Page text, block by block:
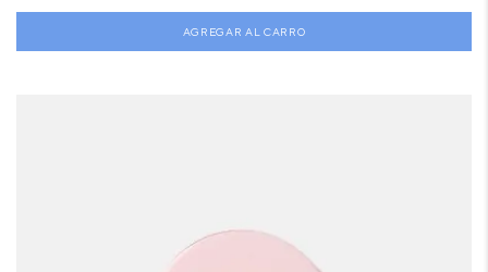
AGREGAR AL CARRO